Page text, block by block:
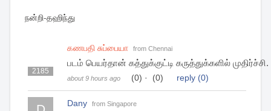
நன்றி-தஹிந்து
கணபதி சுப்பையா from Chennai
படம் பெயர்தான் கத்துக்குட்டி கருத்துக்களில்
2185
about 9 hours ago (0) · (0) reply (0)
Dany from Singapore